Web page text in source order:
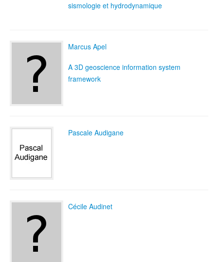
sismologie et hydrodynamique
Marcus Apel
A 3D geoscience information system
framework
Pascale Audigane
Cécile Audinet